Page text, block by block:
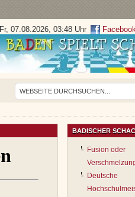
Fr, 07.08.2026, 03:48 Uhr
BADISCHER
Fusion oder
Deutsche